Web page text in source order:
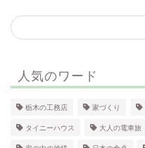
人気のワード
栃木の工務店 家づくり
タイニーハウス 大人の電車旅